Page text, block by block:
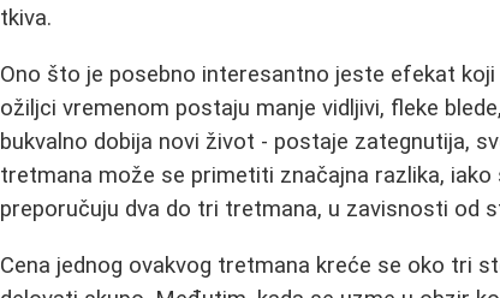
tkiva.
Ono što je posebno interesantno jeste efekat
ožiljci vremenom postaju manje vidljivi, fleke
bukvalno dobija novi život - postaje zategnutija,
tretmana može se primetiti značajna razlika,
preporučuju dva do tri tretmana, u zavisnosti od
Cena jednog ovakvog tretmana kreće se oko tri